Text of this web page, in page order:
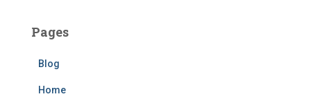
Pages
Blog
Home